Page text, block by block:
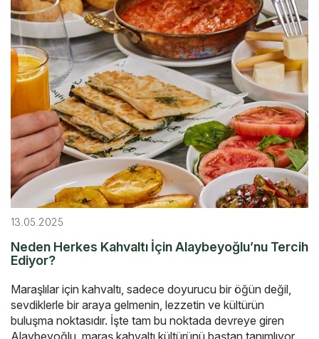
13.05.2025
Neden Herkes Kahvaltı İçin Alaybeyoğlu’nu Tercih
Ediyor?
Maraşlılar için kahvaltı, sadece doyurucu bir öğün değil,
sevdiklerle bir araya gelmenin, lezzetin ve kültürün
buluşma noktasıdır. İşte tam bu noktada devreye giren
Alaybeyoğlu, maraş kahvaltı kültürünü baştan tanımlıyor.